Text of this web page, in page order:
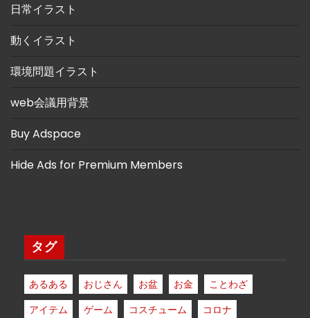
日常イラスト
動くイラスト
環境問題イラスト
web会議用背景
Buy Adspace
Hide Ads for Premium Members
タグ
あるある おじさん お盆 お金
ことわざ
アイテム
ゲーム コスチューム
コロナ